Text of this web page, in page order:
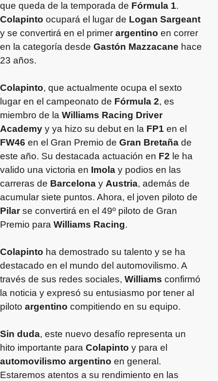
que queda de la temporada de Fórmula 1.
Colapinto ocupará el lugar de Logan Sargeant
y se convertirá en el primer argentino en correr
en la categoría desde Gastón Mazzacane hace
23 años.
Colapinto, que actualmente ocupa el sexto
lugar en el campeonato de Fórmula 2, es
miembro de la Williams Racing Driver
Academy y ya hizo su debut en la FP1 en el
FW46 en el Gran Premio de Gran Bretaña de
este año. Su destacada actuación en F2 le ha
valido una victoria en Imola y podios en las
carreras de Barcelona y Austria, además de
acumular siete puntos. Ahora, el joven piloto de
Pilarse convertirá en el 49º piloto de Gran
Premio para Williams Racing.
Colapinto ha demostrado su talento y se ha
destacado en el mundo del automovilismo. A
través de sus redes sociales, Williams confirmó
la noticia y expresó su entusiasmo por tener al
piloto argentino compitiendo en su equipo.
Sin duda, este nuevo desafío representa un
hito importante para Colapinto y para el
automovilismo argentino en general.
Estaremos atentos a su rendimiento en las